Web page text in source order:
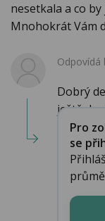
nesetkala a co
Mnohokrát Vám
Odpovídá
Dobrý
ještě
Pro
se